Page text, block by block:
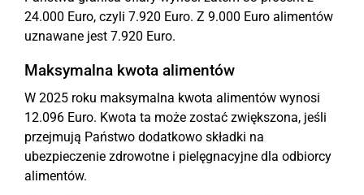
24.000 Euro, czyli 7.920 Euro. Z 9.000 Euro alimentów
uznawane jest 7.920 Euro.
Maksymalna kwota alimentów
W 2025 roku maksymalna kwota alimentów wynosi
12.096 Euro. Kwota ta może zostać zwiększona, jeśli
przejmują Państwo dodatkowo składki na
ubezpieczenie zdrowotne i pielęgnacyjne dla odbiorcy
alimentów.